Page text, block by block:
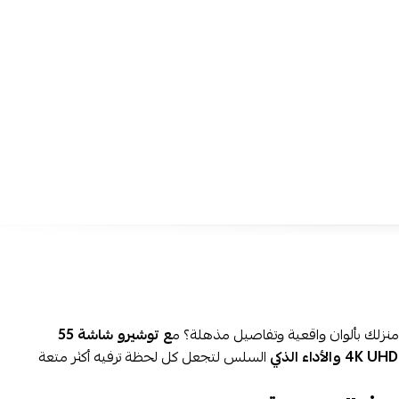
الشائعة حول شاشة تلفزيون توشيرو نظام أندرويد:
بألوان واقعية وتفاصيل مذهلة؟ م
ع توشيرو شاشة 55
السلس لتجعل كل لحظة ترفيه أكثر متعة